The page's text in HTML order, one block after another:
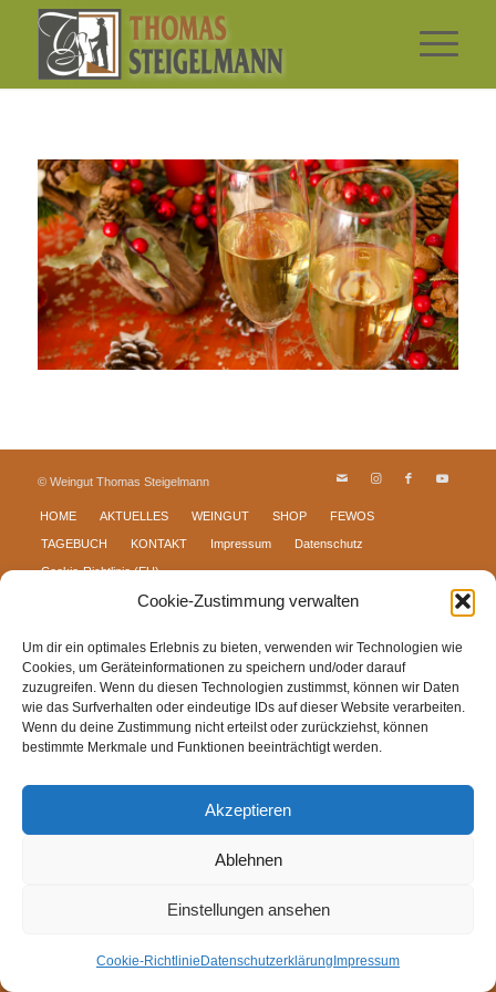
Cookie-Zustimmung verwalten
Um dir ein optimales Erlebnis zu bieten, verwenden wir Technologien wie
Cookies, um Geräteinformationen zu speichern und/oder darauf
zuzugreifen. Wenn du diesen Technologien zustimmst, können wir Daten
wie das Surfverhalten oder eindeutige IDs auf dieser Website verarbeiten.
Wenn du deine Zustimmung nicht erteilst oder zurückziehst, können
bestimmte Merkmale und Funktionen beeinträchtigt werden.
Akzeptieren
Ablehnen
Einstellungen ansehen
Cookie-Richtlinie Datenschutzerklärung Impressum
© Weingut Thomas Steigelmann
HOME AKTUELLES WEINGUT SHOP FEWOS
TAGEBUCH KONTAKT Impressum Datenschutz
Cookie-Richtlinie (EU)